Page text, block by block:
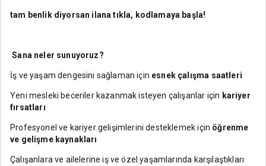
tam benlik diyorsan ilana tıkla, kodlamaya başla!
Sana neler sunuyoruz?
İş ve yaşam dengesini sağlaman için esnek çalışma saatleri
Yeni mesleki beceriler kazanmak isteyen çalışanlar için kariyer
fırsatları
Profesyonel ve kariyer gelişimlerini desteklemek için öğrenme
ve gelişme kaynakları
Çalışanlara ve ailelerine iş ve özel yaşamlarında karşılaştıkları